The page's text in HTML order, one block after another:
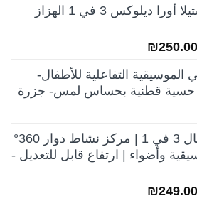
هو:
كرسي ماستيلا أورا ديلوكس 3 في 1 الهزاز
السعر
₪350.00.
₪250.00
هو:
₪250.00.
الموسيقية التفاعلية للأطفال-
حسية قطنية بحساس لمس- جزرة
نطاطة أطفال 3 في 1 | مركز نشاط دوار 360°
وأضواء | ارتفاع قابل للتعديل -
السعر ₪249.00